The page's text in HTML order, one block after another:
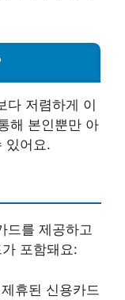
다 저렴하게 이
해 본인뿐만 아
있어요.
드를 제공하고
포함돼요:
휴된 신용카드